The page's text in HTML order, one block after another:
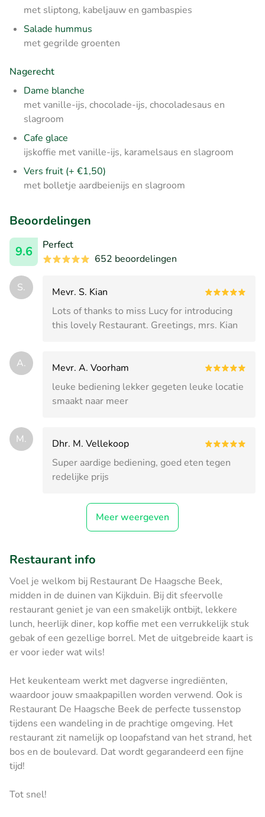
met sliptong, kabeljauw en gambaspies
Salade hummus
met gegrilde groenten
Nagerecht
Dame blanche
met vanille-ijs, chocolade-ijs, chocoladesaus en
slagroom
Cafe glace
ijskoffie met vanille-ijs, karamelsaus en slagroom
Vers fruit (+ €1,50)
met bolletje aardbeienijs en slagroom
Beoordelingen
9.6
Perfect
652 beoordelingen
S.
Mevr. S. Kian
Lots of thanks to miss Lucy for introducing
this lovely Restaurant. Greetings, mrs. Kian
A.
Mevr. A. Voorham
leuke bediening lekker gegeten leuke locatie
smaakt naar meer
M.
Dhr. M. Vellekoop
Super aardige bediening, goed eten tegen
redelijke prijs
Meer weergeven
Restaurant info
Voel je welkom bij Restaurant De Haagsche Beek,
midden in de duinen van Kijkduin. Bij dit sfeervolle
restaurant geniet je van een smakelijk ontbijt, lekkere
lunch, heerlijk diner, kop koffie met een verrukkelijk stuk
gebak of een gezellige borrel. Met de uitgebreide kaart is
er voor ieder wat wils!
Het keukenteam werkt met dagverse ingrediënten,
waardoor jouw smaakpapillen worden verwend. Ook is
Restaurant De Haagsche Beek de perfecte tussenstop
tijdens een wandeling in de prachtige omgeving. Het
restaurant zit namelijk op loopafstand van het strand, het
bos en de boulevard. Dat wordt gegarandeerd een fijne
tijd!
Tot snel!